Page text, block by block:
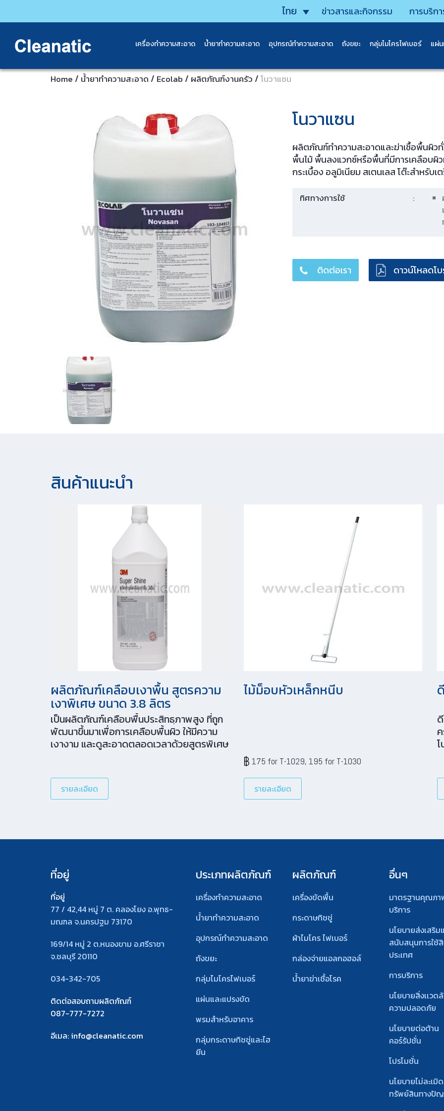
ข่าวสารและกิจกรรม การบริก
ไทย
เครื่องทำความสะอาด น้ำยาทำความสะอาด อุปกรณ์ทำความสะอาด ถังขยะ กลุ่มไมโครไฟเบอร์ แผ่
Home / น้ำยาทำความสะอาด / Ecolab / ผลิตภัณฑ์งานครัว /โนวาแซน
โนวาแซน
ผลิตภัณฑ์ทำความสะอาดและฆ่าเชื้อพื้นผิว
พื้นไม้ พื้นลงแวกซ์หรือพื้นที่มีการเคลือบผิว
กระเบื้อง อลูมิเนียม สเตนเลส โต๊ะสำหรับ
ทิศทางการใช้ :
ติดต่อเรา ดาวน์โหลดโ
สินค้าแนะนํา
ผลิตภัณฑ์เคลือบเงาพื้น สูตรความ
เงาพิเศษ ขนาด 3.8 ลิตร
เป็นผลิตภัณฑ์เคลือบพื้นประสิทธฺภาพสูง ที่ถูก
พัฒนาขึ้นมาเพื่อการเคลือบพื้นผิว ให้มีความ
เงางาม และดูสะอาดตลอดเวลาด้วยสูตรพิเศษ
พื้นผิวจากการขูด ขีดข่วน หรือรอยส้นรองเท้า
ได้ สามารถใช้ได้กับหลายพื้นผิว เช่น พื้นเซรา
รายละเอียด
ไม้ม็อบหัวเหล็กหนีบ
175 for T-1029, 195 for T-1030
รายละเอียด
ที่อยู่
ที่อยู่
77 / 42,44 หมู่ 7 ต. คลองโยง อ.พุทธ-
มณฑล จ.นครปฐม 73170
169/14 หมู่ 2 ต.หนองขาม อ.ศรีราชา
จ.ชลบุรี 20110
034-342-705
ติดต่อสอบถามผลิตภัณฑ์
087-777-7272
อีเมล: info@cleanatic.com
ประเภทผลิตภัณฑ์
เครื่องทำความสะอาด
น้ำยาทำความสะอาด
อุปกรณ์ทําความสะอาด
ถังขยะ
กลุ่มไมโครไฟเบอร์
แผ่นและแปรงขัด
พรมสําหรับอาคาร
กลุ่มกระดาษทิชชู่และไฮ
ยีน
ผลิตภัณฑ์
เครื่องขัดพื้น
กระดาษทิชชู่
ผ้าไมโคร ไฟเบอร์
กล่องจ่ายแอลกอฮอล์
น้ำยาฆ่าเชื้อโรค
อื่นๆ
มาตรฐานคุณภา
บริการ
นโยบายส่งเสริม
สนับสนุนการใช้
ประเทศ
การบริการ
นโยบายสิ่งเเวด
ความปลอดภัย
นโยบายต่อต้าน
คอร์รัปชั่น
โปรโมชั่น
นโยบายไม่ละเมิด
ทรัพย์สินทางปั